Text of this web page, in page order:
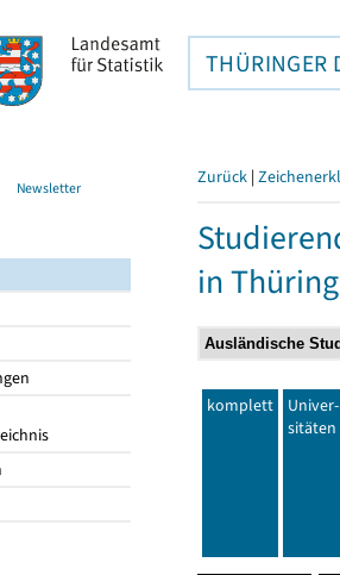
THÜRINGER
Newsletter Zurück |
in
komplett
Univer-
sitäten